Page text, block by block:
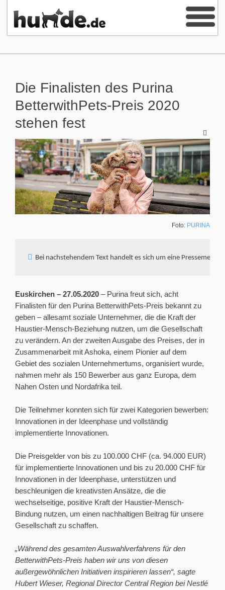
Die Finalisten des Purina
BetterwithPets-Preis 2020
stehen fest
Foto: PURINA
Euskirchen – 27.05.2020 – Purina freut sich, acht
Finalisten für den Purina BetterwithPets-Preis bekannt zu
geben – allesamt soziale Unternehmer, die die Kraft der
Haustier-Mensch-Beziehung nutzen, um die Gesellschaft
zu verändern. An der zweiten Ausgabe des Preises, der in
Zusammenarbeit mit Ashoka, einem Pionier auf dem
Gebiet des sozialen Unternehmertums, organisiert wurde,
nahmen mehr als 150 Bewerber aus ganz Europa, dem
Nahen Osten und Nordafrika teil.
Die Teilnehmer konnten sich für zwei Kategorien bewerben:
Innovationen in der Ideenphase und vollständig
implementierte Innovationen.
Die Preisgelder von bis zu 100.000 CHF (ca. 94.000 EUR)
für implementierte Innovationen und bis zu 20.000 CHF für
Innovationen in der Ideenphase, unterstützen und
beschleunigen die kreativsten Ansätze, die die
wechselseitige, positive Kraft der Haustier-Mensch-
Bindung nutzen, um einen nachhaltigen Beitrag für unsere
Gesellschaft zu schaffen.
„Während des gesamten Auswahlverfahrens für den
BetterwithPets-Preis haben wir uns von diesen
außergewöhnlichen Initiativen inspirieren lassen“, sagte
Hubert Wieser, Regional Director Central Region bei Nestlé